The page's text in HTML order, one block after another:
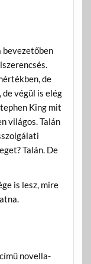
bevezetőben
de
végül is elég
King mit
világos. Talán
Talán. De
is lesz, mire
novella-